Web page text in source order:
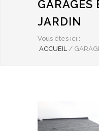
GARAGES
JARDIN
Vous êtes ici :
ACCUEIL /